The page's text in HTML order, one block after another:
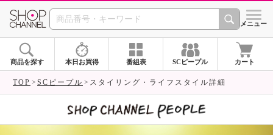
SHOP CHANNEL シメニュー
商品を探す 本日お買得 番組表 SCピープル カート
TOP SCピープル スタイリング・ライフスタイル詳細